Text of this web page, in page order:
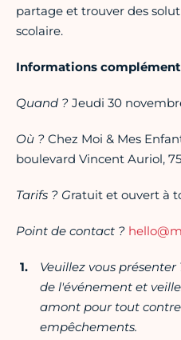
partage et trouver des
scolaire.
Informations
Quand ? Jeudi 30
Où ? Chez Moi & Mes
boulevard Vincent Auriol,
Tarifs ? Gratuit et ouvert à
Point de contact ?
Veuillez vous
de l'événement et
amont pour tout
empêchements.